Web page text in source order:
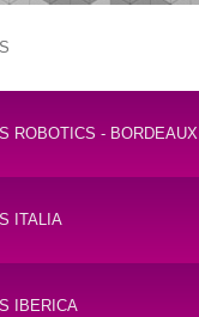
ROBOTICS - BORDEAUX
ITALIA
IBERICA